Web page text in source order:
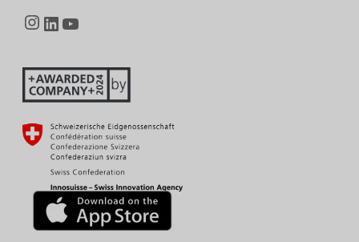
Instagram
LinkedIn